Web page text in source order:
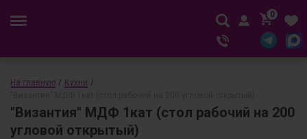
0
На главную / Кухни /
"Византия" МДФ 1кат (стол рабочий на 200
угловой открытый)